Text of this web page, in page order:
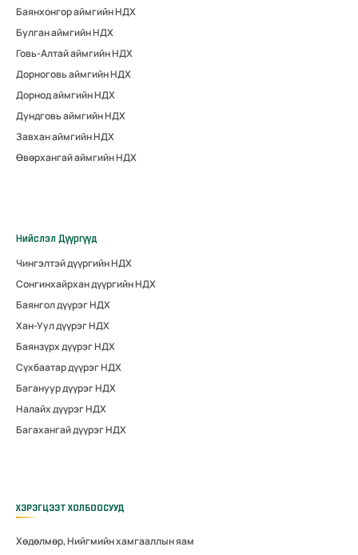
Баянхонгор аймгийн НДХ
Булган аймгийн НДХ
Говь-Алтай аймгийн НДХ
Дорноговь аймгийн НДХ
Дорнод аймгийн НДХ
Дундговь аймгийн НДХ
Завхан аймгийн НДХ
Өвөрхангай аймгийн НДХ
Нийслэл Дүүргүүд
Чингэлтэй дүүргийн НДХ
Сонгинхайрхан дүүргийн НДХ
Баянгол дүүрэг НДХ
Хан-Уул дүүрэг НДХ
Баянзүрх дүүрэг НДХ
Сүхбаатар дүүрэг НДХ
Багануур дүүрэг НДХ
Налайх дүүрэг НДХ
Багахангай дүүрэг НДХ
ХЭРЭГЦЭЭТ ХОЛБООСУУД
Хөдөлмөр, Нийгмийн хамгааллын яам